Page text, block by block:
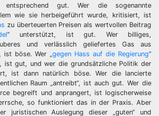
gut. Wer die sogenannte
wie sie herbeigeführt wurde, kritisiert, ist
zu überteuerten Preisen als wertvollen Beitrag
“ unterstützt, ist gut. Wer billiges,
und verlässlich geliefertes Gas aus
ist böse. Wer „gegen Hass auf die Regierung“
ist gut, und wer die grundsätzliche Politik der
ist dann natürlich böse. Wer die lancierte
Raum „antreibt“, ist auch gut. Wer die
begreift und anprangert, ist logischerweise
so funktioniert das in der Praxis. Aber
juristischen Auslegung dieser „guten“ und